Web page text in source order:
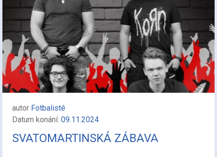
autor Fotbalisté
Datum konání: 09.11.2024
SVATOMARTINSKÁ ZÁBAVA